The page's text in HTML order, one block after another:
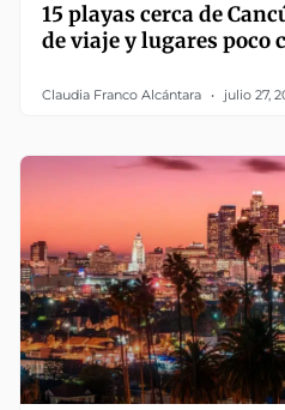
15 playas cerca de
de viaje y lugares poco
Claudia Franco Alcántara julio 27,